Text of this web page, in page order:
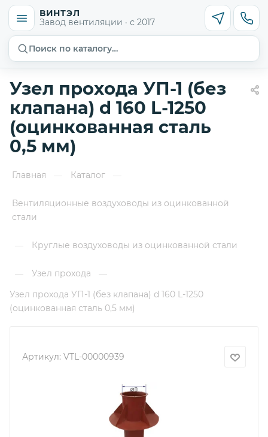
ВИНТЭЛ
Завод вентиляции · с 2017
Поиск по каталогу…
Узел прохода УП-1 (без
клапана) d 160 L-1250
(оцинкованная сталь
0,5 мм)
Главная — Каталог —
Вентиляционные воздуховоды из оцинкованной
стали
— Круглые воздуховоды из оцинкованной стали
— Узел прохода
—
Узел прохода УП-1 (без клапана) d 160 L-1250
(оцинкованная сталь 0,5 мм)
Артикул: VTL-00000939